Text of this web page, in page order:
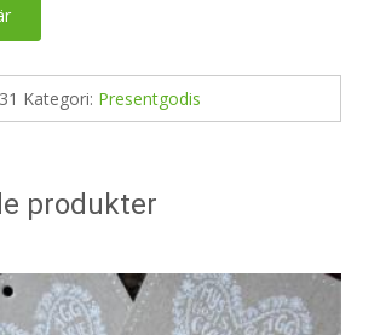
Kategori: Presentgodis
produkter